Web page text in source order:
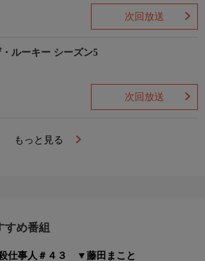
次回放送
ルーキー シーズン5
次回放送
もっと見る
すめ番組
仕事人＃４３ ▼藤田まこと